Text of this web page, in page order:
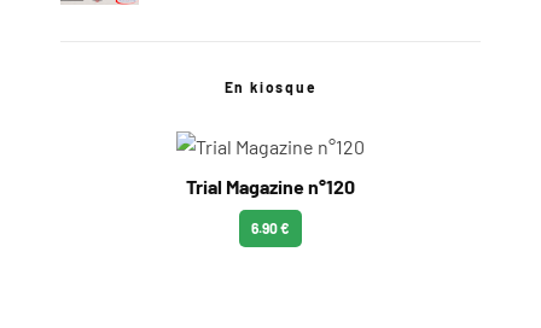
En kiosque
Trial Magazine n°120
6.90 €